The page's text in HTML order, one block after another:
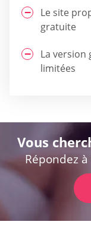
Le site
gratuite
La version
limitées
Vous
Répondez